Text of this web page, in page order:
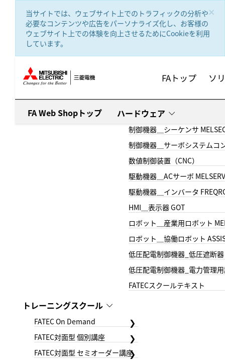
×
当サイトでは、ウェブサイト上でのトラフィックの分析や
必要なコンテンツや広告をパーソナライズ化し、お客様の
ウェブサイト上での体験を向上させるためにCookieを利用
しています。
FAトップ ソ
FA Web Shopトップ ハードウェア
制御機器＿シーケンサ
制御機器＿サーボシステムコ
数値制御装置（CNC）
駆動機器＿ACサーボ
駆動機器＿インバータ
HMI＿表示器 GOT
ロボット＿産業用ロボット
ロボット＿協働ロボット
低圧配電制御機器_低圧遮断器
低圧配電制御機器_電力管理
FATECスクールテキスト
トレーニングスクール
FATEC On Demand
FATEC対面型 個別講座
FATEC対面型 セミオーダー講座